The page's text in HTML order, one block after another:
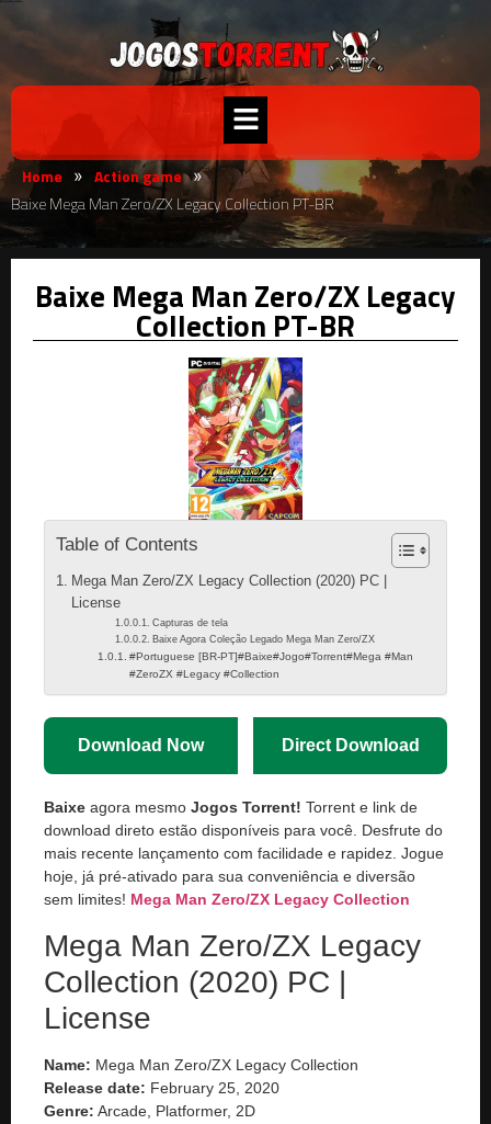
Home » Action game »
Baixe Mega Man Zero/ZX Legacy Collection PT-BR
Baixe Mega Man Zero/ZX Legacy
Collection PT-BR
Table of Contents
Mega Man Zero/ZX Legacy Collection (2020) PC |
License
Capturas de tela
Baixe Agora Coleção Legado Mega Man Zero/ZX
#Portuguese [BR-PT]#Baixe#Jogo#Torrent#Mega #Man
#ZeroZX #Legacy #Collection
Download Now Direct Download
Baixe agora mesmo Jogos Torrent! Torrent e link de
download direto estão disponíveis para você. Desfrute do
mais recente lançamento com facilidade e rapidez. Jogue
hoje, já pré-ativado para sua conveniência e diversão
sem limites! Mega Man Zero/ZX Legacy Collection
Mega Man Zero/ZX Legacy
Collection (2020) PC |
License
Name: Mega Man Zero/ZX Legacy Collection
Release date: February 25, 2020
Genre: Arcade, Platformer, 2D